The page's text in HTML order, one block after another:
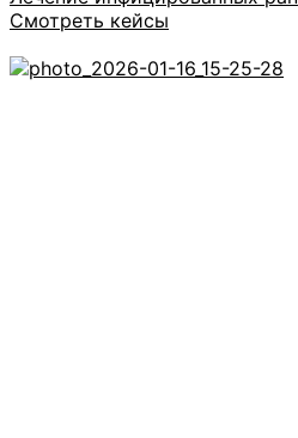
Смотреть кейсы